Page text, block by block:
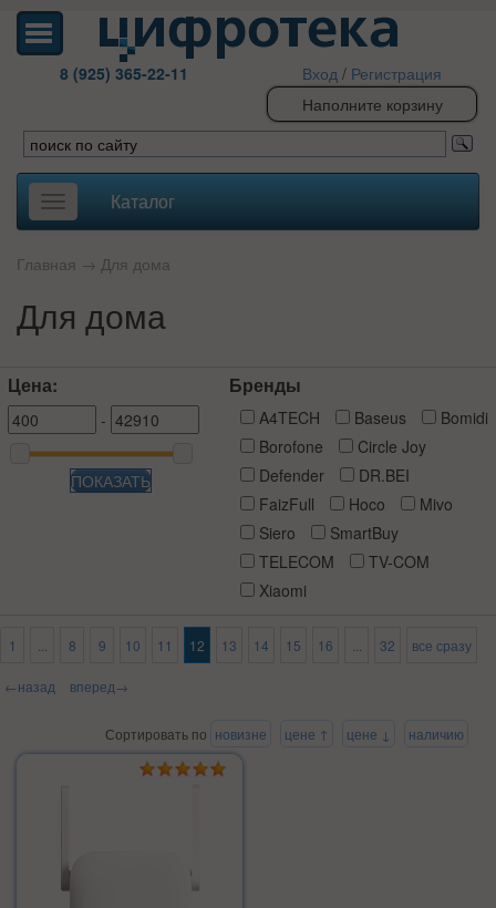
8 (925) 365-22-11 Вход / Регистрация
Наполните корзину
Toggle
navigation
Каталог
Главная → Для дома
Для дома
Цена:
-
ПОКАЗАТЬ
Бренды
A4TECH Baseus
Bomidi
Borofone
Circle Joy
Defender
DR.BEI
FaizFull
Hoco
Mivo
Siero
SmartBuy
TELECOM
TV-COM
Xiaomi
1 8 9 10 11 12 13 14 15 16 32 все сразу
←назад вперед→
Сортировать по новизне цене ↑ цене ↓ наличию